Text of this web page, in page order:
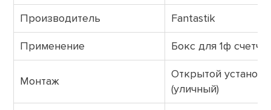
Производитель Fantastik
Применение Бокс для 1ф
Монтаж
Открытой
(уличный)